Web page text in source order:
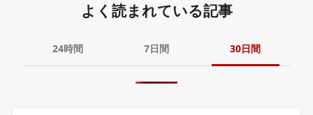
よく読まれている記事
24時間 7日間 30日間